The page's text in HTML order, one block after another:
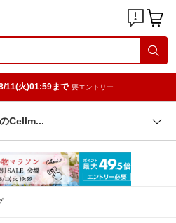
11(火)01:59まで 要エントリー
Cellm